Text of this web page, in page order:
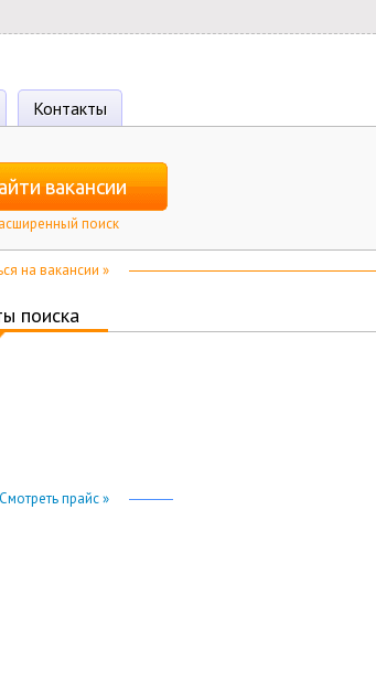
Контакты
вакансии
поиск
на вакансии »
поиска
Смотреть прайс »